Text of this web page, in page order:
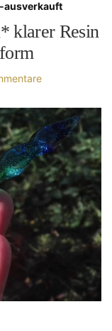
ausverkauft
klarer Resin